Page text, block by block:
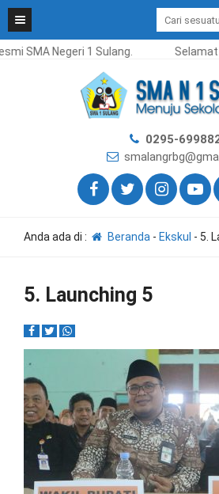
SMA Negeri 1 Sulang. Selamat
0295-
Anda ada di : Beranda - Ekskul - 5.
5. Launching 5